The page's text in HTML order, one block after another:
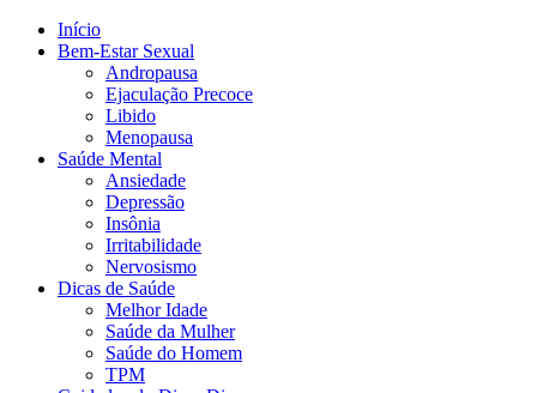
Início
Bem-Estar Sexual
Andropausa
Ejaculação Precoce
Libido
Menopausa
Saúde Mental
Ansiedade
Depressão
Insônia
Irritabilidade
Nervosismo
Dicas de Saúde
Melhor Idade
Saúde da Mulher
Saúde do Homem
TPM